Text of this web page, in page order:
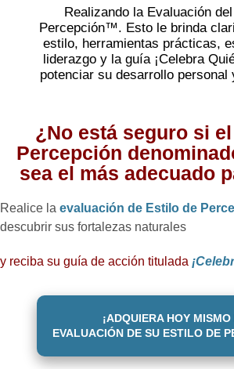
Realizando la Evaluación
Percepción™. Esto le brinda
estilo, herramientas prácticas,
liderazgo y la guía ¡Celebra
potenciar su desarrollo personal
¿No está seguro si
Percepción
sea el más adecuado
Realice la evaluación de Estilo de
descubrir sus fortalezas naturales
y reciba su guía de acción titulada
¡ADQUIERA HOY
EVALUACIÓN DE SU ESTILO DE